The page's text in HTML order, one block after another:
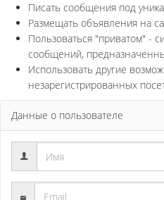
Писать сообщения под
Размещать объявления на
Пользоваться "приватом" -
сообщений,
Использовать другие
незарегистрированных
Данные о пользователе